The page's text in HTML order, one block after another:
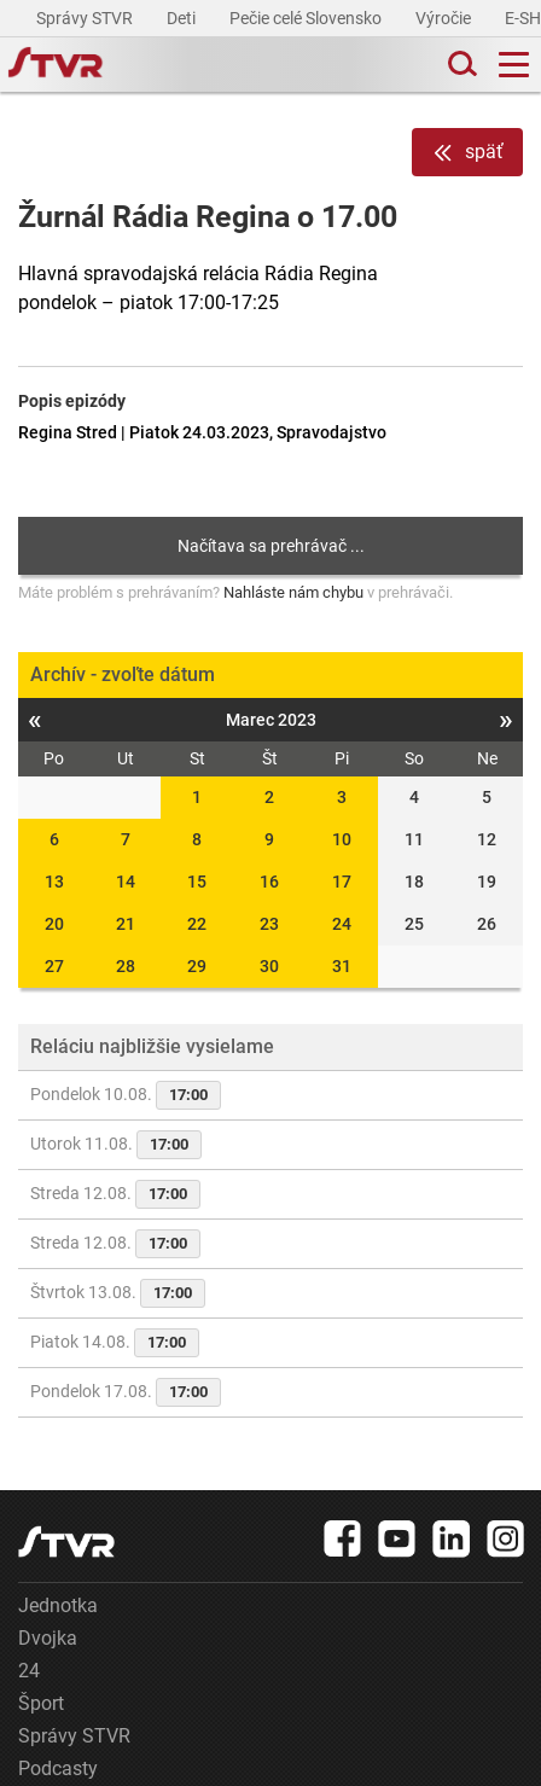
Správy STVR Deti Pečie celé Slovensko Výročie E-
späť
Žurnál Rádia Regina o 17.00
Hlavná spravodajská relácia Rádia Regina
pondelok – piatok 17:00-17:25
Popis epizódy
Regina Stred | Piatok 24.03.2023, Spravodajstvo
Máte problém s prehrávaním? Nahláste nám chybu v prehrávači.
Archív - zvoľte dátum
« Marec 2023 »
Po Ut St Št Pi So
Ne
1
2 3 4 5
6 7 8 9 10 11 12
13 14 15 16 17 18 19
20 21 22 23 24 25 26
27 28 29 30 31
Reláciu najbližšie vysielame
Pondelok 10.08. 17:00
Utorok 11.08. 17:00
Streda 12.08. 17:00
Streda 12.08. 17:00
Štvrtok 13.08. 17:00
Piatok 14.08. 17:00
Pondelok 17.08. 17:00
Jednotka
Dvojka
24
Šport
Správy STVR
Podcasty